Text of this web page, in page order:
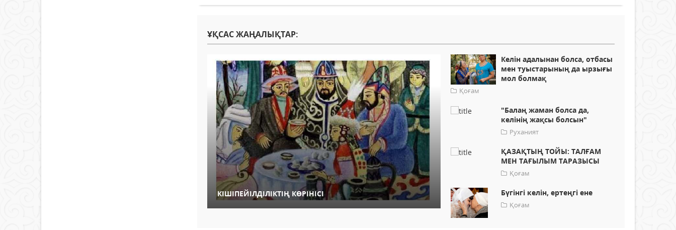
ҰҚСАС ЖАҢАЛЫҚТАР:
КІШІПЕЙІЛДІЛІКТІҢ КӨРІНІСІ
Келін адалынан болса, отбасы
мен туыстарының да ырзығы
мол болмақ
Қоғам
"Балаң жаман болса да,
келінің жақсы болсын"
Руханият
ҚАЗАҚТЫҢ ТОЙЫ: ТАЛҒАМ
МЕН ТАҒЫЛЫМ ТАРАЗЫСЫ
Қоғам
Бүгінгі келін, ертеңгі ене
Қоғам